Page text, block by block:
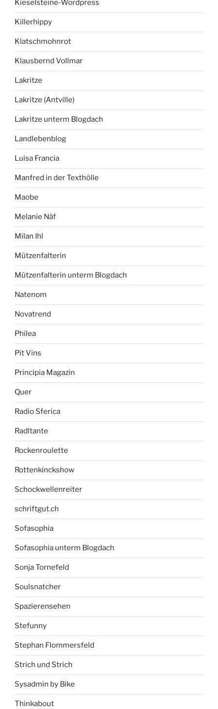
Kieselsteine-Wordpress
Killerhippy
Klatschmohnrot
Klausbernd Vollmar
Lakritze
Lakritze (Antville)
Lakritze unterm Blogdach
Landlebenblog
Luisa Francia
Manfred in der Texthölle
Maobe
Melanie Näf
Milan Ihl
Mützenfalterin
Mützenfalterin unterm Blogdach
Natenom
Novatrend
Philea
Pit Vins
Principia Magazin
Quer
Radio Sferica
Radltante
Rockenroulette
Rottenkinckshow
Schockwellenreiter
schriftgut.ch
Sofasophia
Sofasophia unterm Blogdach
Sonja Tornefeld
Soulsnatcher
Spazierensehen
Stefunny
Stephan Flommersfeld
Strich und Strich
Sysadmin by Bike
Thinkabout